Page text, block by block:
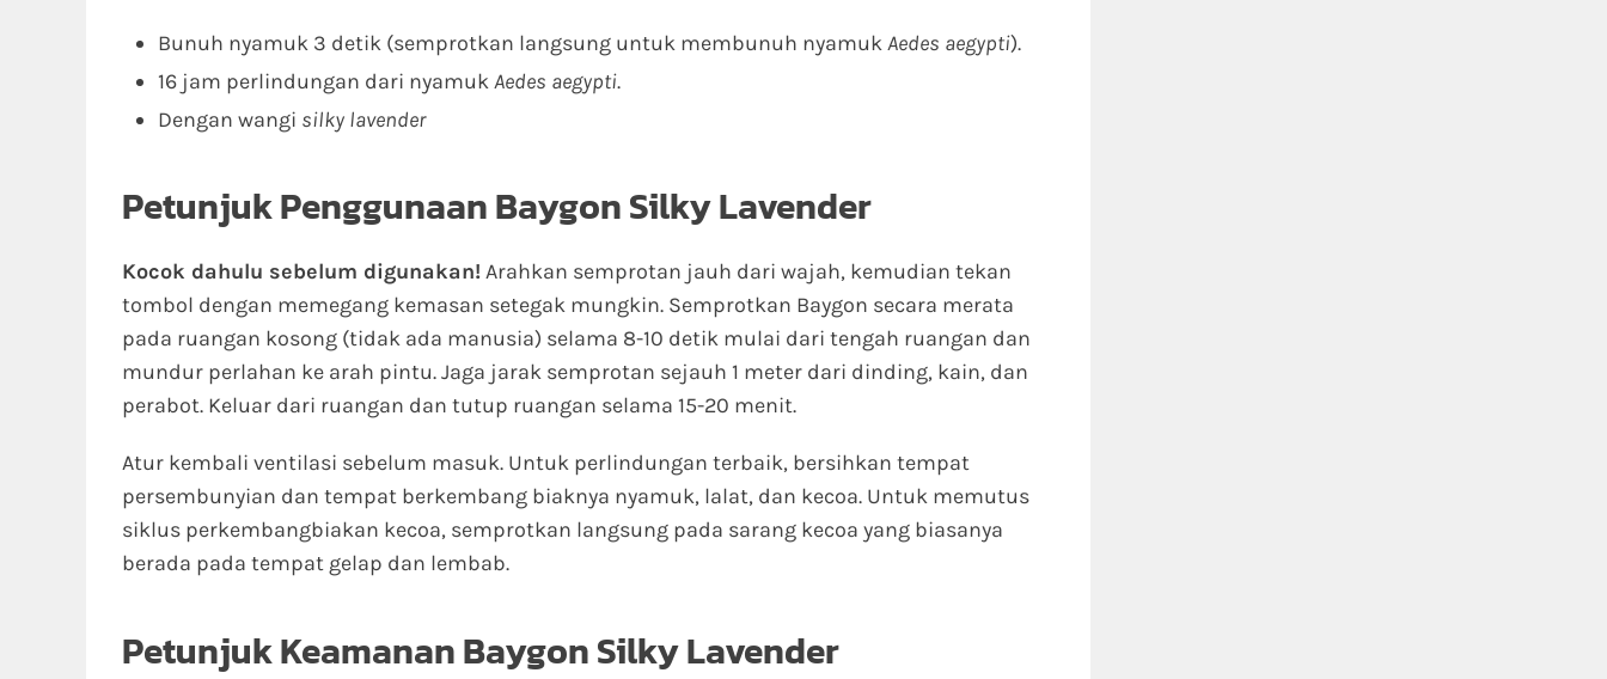
Bunuh nyamuk 3 detik (semprotkan langsung untuk membunuh nyamukAedes aegypti).
16 jam perlindungan dari nyamukAedes aegypti.
Dengan wangi silky lavender
Petunjuk Penggunaan Baygon Silky Lavender
Kocok dahulu sebelum digunakan!Arahkan semprotan jauh dari wajah, kemudian tekan
tombol dengan memegang kemasan setegak mungkin. Semprotkan Baygon secara merata
pada ruangan kosong (tidak ada manusia) selama 8-10 detik mulai dari tengah ruangan dan
mundur perlahan ke arah pintu. Jaga jarak semprotan sejauh 1 meter dari dinding, kain, dan
perabot. Keluar dari ruangan dan tutup ruangan selama 15-20 menit.
Atur kembali ventilasi sebelum masuk. Untuk perlindungan terbaik, bersihkan tempat
persembunyian dan tempat berkembang biaknya nyamuk, lalat, dan kecoa. Untuk memutus
siklus perkembangbiakan kecoa, semprotkan langsung pada sarang kecoa yang biasanya
berada pada tempat gelap dan lembab.
Petunjuk Keamanan Baygon Silky Lavender